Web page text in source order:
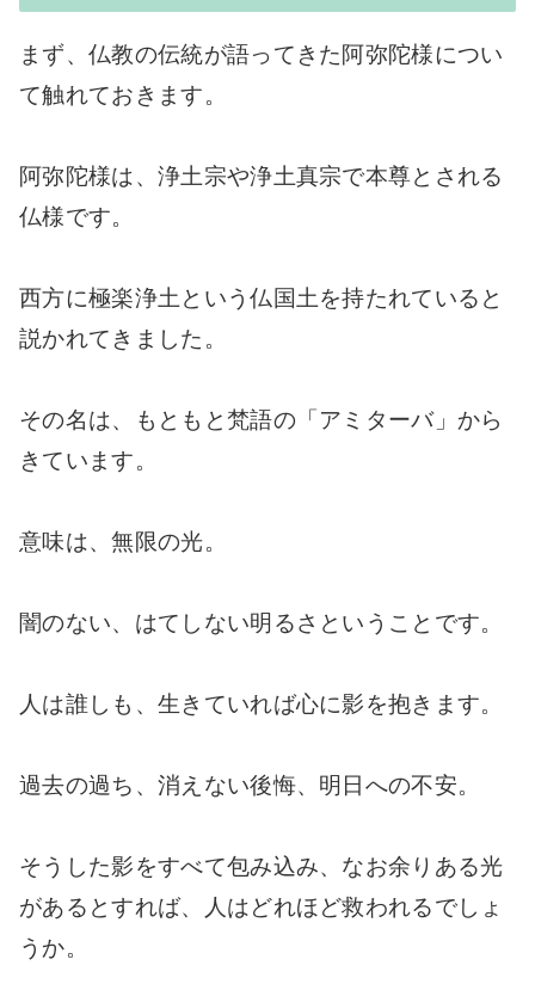
まず、仏教の伝統が語ってきた阿弥陀様につい
て触れておきます。
阿弥陀様は、浄土宗や浄土真宗で本尊とされる
仏様です。
西方に極楽浄土という仏国土を持たれていると
説かれてきました。
その名は、もともと梵語の「アミターバ」から
きています。
意味は、無限の光。
闇のない、はてしない明るさということです。
人は誰しも、生きていれば心に影を抱きます。
過去の過ち、消えない後悔、明日への不安。
そうした影をすべて包み込み、なお余りある光
があるとすれば、人はどれほど救われるでしょ
うか。